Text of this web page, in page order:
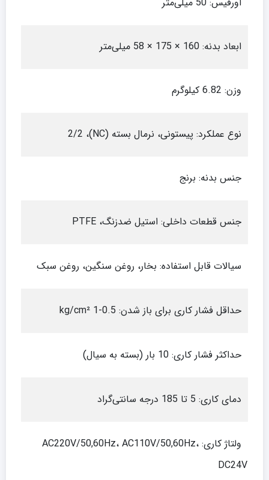
ابعاد بدنه: 160 × 175 × 58 میلی‌متر
وزن: 6.82 کیلوگرم
نوع عملکرد: پیستونی، نرمال بسته (NC)، 2/2
جنس بدنه: برنج
جنس قطعات داخلی: استیل ضدزنگ، PTFE
سیالات قابل استفاده: بخار، روغن سنگین، روغن سبک
حداقل فشار کاری برای باز شدن: 0.5-1 kg/cm²
حداکثر فشار کاری: 10 بار (بسته به سیال)
دمای کاری: 5 تا 185 درجه سانتی‌گراد
ولتاژ کاری: AC220V/50,60Hz، AC110V/50,60Hz،
DC24V